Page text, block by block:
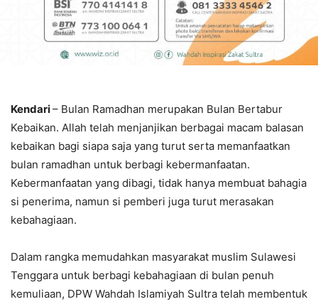
Kendari– Bulan Ramadhan merupakan Bulan Bertabur
Kebaikan. Allah telah menjanjikan berbagai macam balasan
kebaikan bagi siapa saja yang turut serta memanfaatkan
bulan ramadhan untuk berbagi kebermanfaatan.
Kebermanfaatan yang dibagi, tidak hanya membuat bahagia
si penerima, namun si pemberi juga turut merasakan
kebahagiaan.
Dalam rangka memudahkan masyarakat muslim Sulawesi
Tenggara untuk berbagi kebahagiaan di bulan penuh
kemuliaan, DPW Wahdah Islamiyah Sultra telah membentuk